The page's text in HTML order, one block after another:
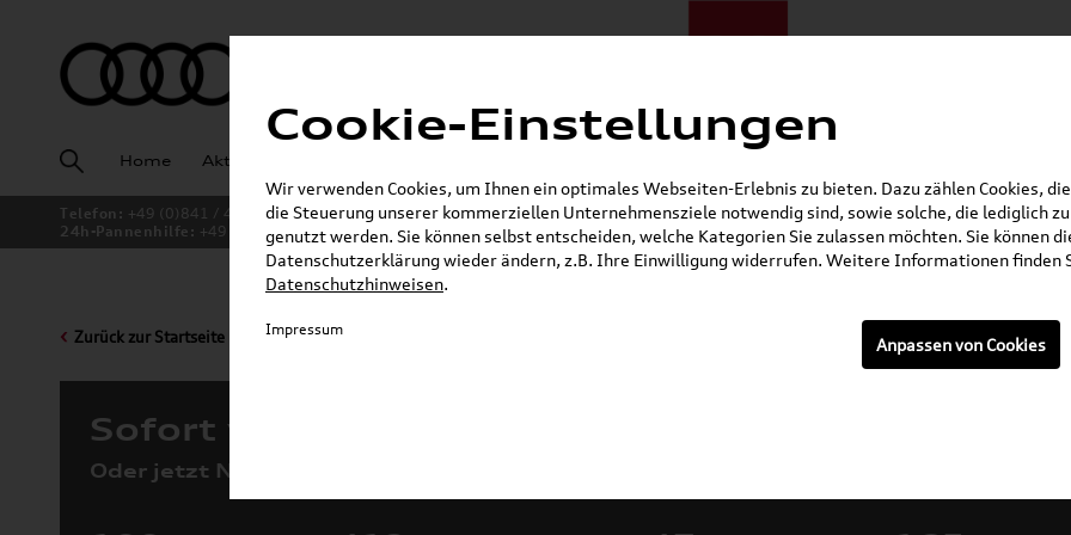
Home Aktuelles
Telefon: +49 (0)841 / 49 140
24h-Pannenhilfe: +49 (0)171 / 870 72 87 Gerade geöffnet
Zurück zur Startseite
Sofort verfügbare Fahrzeuge:
Oder jetzt Neuwagen konfigurieren
Cookie-Einstellungen
Wir verwenden Cookies, um Ihnen ein optimales Webseiten-Erlebnis zu bieten. Dazu zählen Cookies,
die Steuerung unserer kommerziellen Unternehmensziele notwendig sind, sowie solche, die lediglich
genutzt werden. Sie können selbst entscheiden, welche Kategorien Sie zulassen möchten. Sie können
Datenschutzerklärung wieder ändern, z.B. Ihre Einwilligung widerrufen. Weitere Informationen finden
Datenschutzhinweisen.
Anpassen von Cookies
Impressum